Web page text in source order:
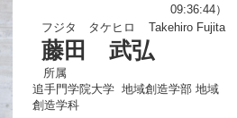
09:36:44）
フジタ タケヒロ
Takehiro Fujita
藤田 武弘
所属
追手門学院大学 地域創造学部 地域
創造学科